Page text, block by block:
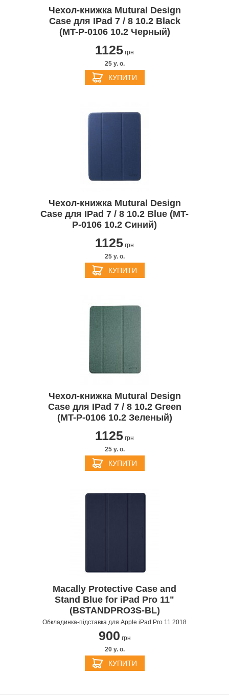
Чехол-книжка Mutural Design
Case для IPad 7 / 8 10.2 Black
(MT-P-0106 10.2 Черный)
1125 грн
25 y. о.
КУПИТИ
Чехол-книжка Mutural Design
Case для IPad 7 / 8 10.2 Blue (MT-
P-0106 10.2 Синий)
1125 грн
25 y. о.
КУПИТИ
Чехол-книжка Mutural Design
Case для IPad 7 / 8 10.2 Green
(MT-P-0106 10.2 Зеленый)
1125 грн
25 y. о.
КУПИТИ
Macally Protective Case and
Stand Blue for iPad Pro 11"
(BSTANDPRO3S-BL)
Обкладинка-підставка для Apple iPad Pro 11 2018
900 грн
20 y. о.
КУПИТИ